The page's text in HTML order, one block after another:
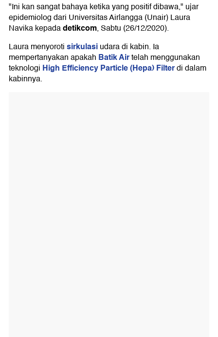
"Ini kan sangat bahaya ketika yang positif dibawa," ujar
epidemiolog dari Universitas Airlangga (Unair) Laura
Navika kepadadetikcom, Sabtu (26/12/2020).
Laura menyorotisirkulasiudara di kabin. Ia
mempertanyakan apakah Batik Airtelah menggunakan
teknologi High Efficiency Particle (Hepa) Filterdi dalam
kabinnya.